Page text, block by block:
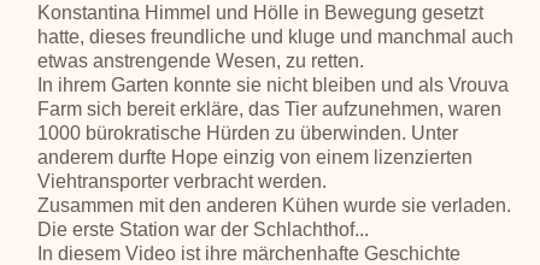
Konstantina Himmel und Hölle in Bewegung gesetzt
hatte, dieses freundliche und kluge und manchmal auch
etwas anstrengende Wesen, zu retten.
In ihrem Garten konnte sie nicht bleiben und als Vrouva
Farm sich bereit erkläre, das Tier aufzunehmen, waren
1000 bürokratische Hürden zu überwinden. Unter
anderem durfte Hope einzig von einem lizenzierten
Viehtransporter verbracht werden.
Zusammen mit den anderen Kühen wurde sie verladen.
Die erste Station war der Schlachthof...
In diesem Video ist ihre märchenhafte Geschichte